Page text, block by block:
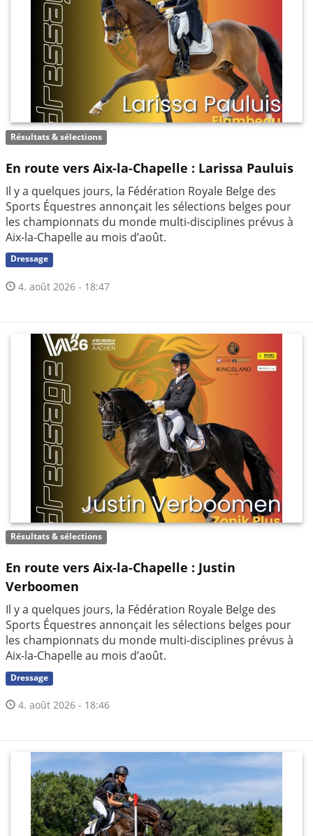
Résultats & sélections
En route vers Aix-la-Chapelle : Larissa Pauluis
Il y a quelques jours, la Fédération Royale Belge des
Sports Équestres annonçait les sélections belges pour
les championnats du monde multi-disciplines prévus à
Aix-la-Chapelle au mois d’août.
Dressage
4. août 2026 - 18:47
Résultats & sélections
En route vers Aix-la-Chapelle : Justin
Verboomen
Il y a quelques jours, la Fédération Royale Belge des
Sports Équestres annonçait les sélections belges pour
les championnats du monde multi-disciplines prévus à
Aix-la-Chapelle au mois d’août.
Dressage
4. août 2026 - 18:46